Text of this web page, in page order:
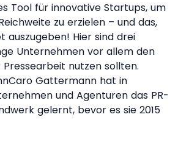
Tool für innovative Startups, um
zu erzielen – und das,
auszugeben! Hier sind drei
Unternehmen vor allem den
nutzen sollten.
Gattermann hat in
und Agenturen das PR-
gelernt, bevor es sie 2015